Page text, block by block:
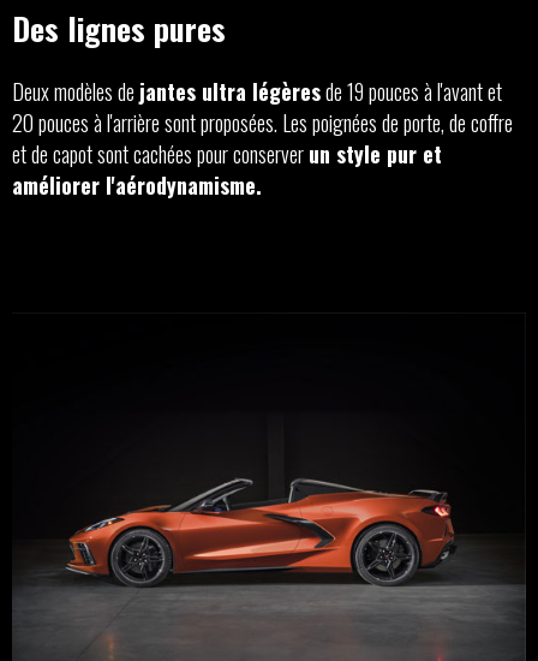
Des lignes pures
Deux modèles de jantes ultra légèresde 19 pouces à l'avant et
20 pouces à l'arrière sont proposées. Les poignées de porte, de coffre
et de capot sont cachées pour conserverun style pur et
améliorer l'aérodynamisme.